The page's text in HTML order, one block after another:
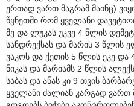
ერთად ვართ მაგრამ მაინც)
წყნეთში რომ ყველანი
მე და ლუკას უკვე 4 წლის
სანდრექსას და მარის 3 წლის
ვაკოს და ქეთის 5 წლის ეკე და
ნიკას და მარიამს 2 წლის
საბას და ანას კი 9 თვის
ყველანი ძალიან კარგად ვართ